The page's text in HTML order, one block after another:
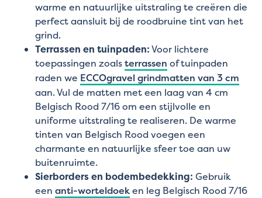
warme en natuurlijke uitstraling te creëren die
perfect aansluit bij de roodbruine tint van het
grind.
Terrassen en tuinpaden:Voor lichtere
toepassingen zoalsterrassen of tuinpaden
raden we ECCOgravel grindmatten van 3 cm
aan. Vul de matten met een laag van 4 cm
Belgisch Rood 7/16 om een stijlvolle en
uniforme uitstraling te realiseren. De warme
tinten van Belgisch Rood voegen een
charmante en natuurlijke sfeer toe aan uw
buitenruimte.
Sierborders en bodembedekking: Gebruik
een anti-worteldoeken leg Belgisch Rood 7/16